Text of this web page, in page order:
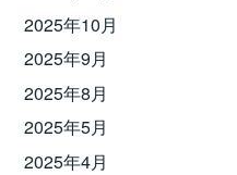
2025年10月
2025年9月
2025年8月
2025年5月
2025年4月